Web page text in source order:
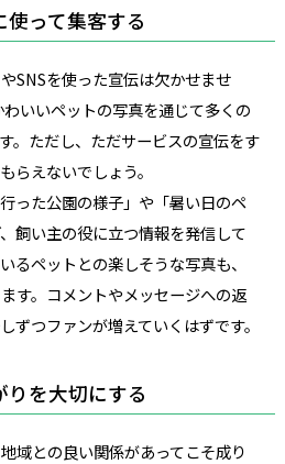
使って集客する
SNSを使った宣伝は欠かせませ
いいペットの写真を通じて多くの
。ただし、ただサービスの宣伝をす
らえないでしょう。
った公園の様子」や「暑い日のペ
飼い主の役に立つ情報を発信して
るペットとの楽しそうな写真も、
す。コメントやメッセージへの返
ずつファンが増えていくはずです。
を大切にする
域との良い関係があってこそ成り